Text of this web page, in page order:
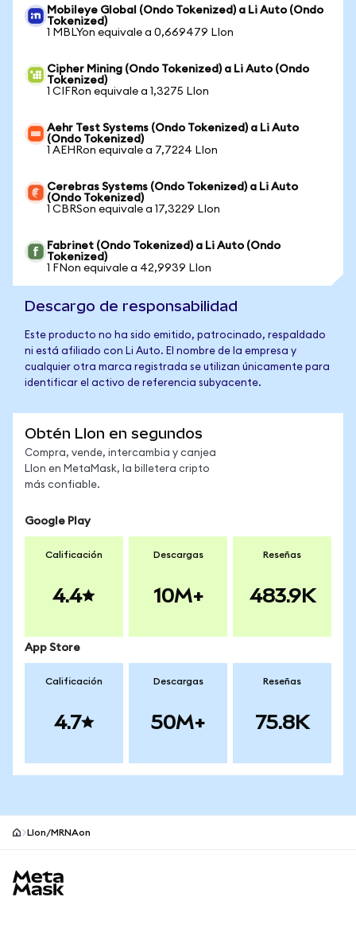
Mobileye Global (Ondo Tokenized) a Li Auto (Ondo
Tokenized)
1 MBLYon equivale a 0,669479 LIon
Cipher Mining (Ondo Tokenized) a Li Auto (Ondo
Tokenized)
1 CIFRon equivale a 1,3275 LIon
Aehr Test Systems (Ondo Tokenized) a Li Auto
(Ondo Tokenized)
1 AEHRon equivale a 7,7224 LIon
Cerebras Systems (Ondo Tokenized) a Li Auto
(Ondo Tokenized)
1 CBRSon equivale a 17,3229 LIon
Fabrinet (Ondo Tokenized) a Li Auto (Ondo
Tokenized)
1 FNon equivale a 42,9939 LIon
Descargo de responsabilidad
Este producto no ha sido emitido, patrocinado, respaldado
ni está afiliado con Li Auto. El nombre de la empresa y
cualquier otra marca registrada se utilizan únicamente para
identificar el activo de referencia subyacente.
Obtén LIon en segundos
Compra, vende, intercambia y canjea
LIon en MetaMask, la billetera cripto
más confiable.
Google Play
Calificación
4.4
Descargas
10M+
Reseñas
483.9K
App Store
Calificación
4.7
Descargas
50M+
Reseñas
75.8K
LIon/MRNAon